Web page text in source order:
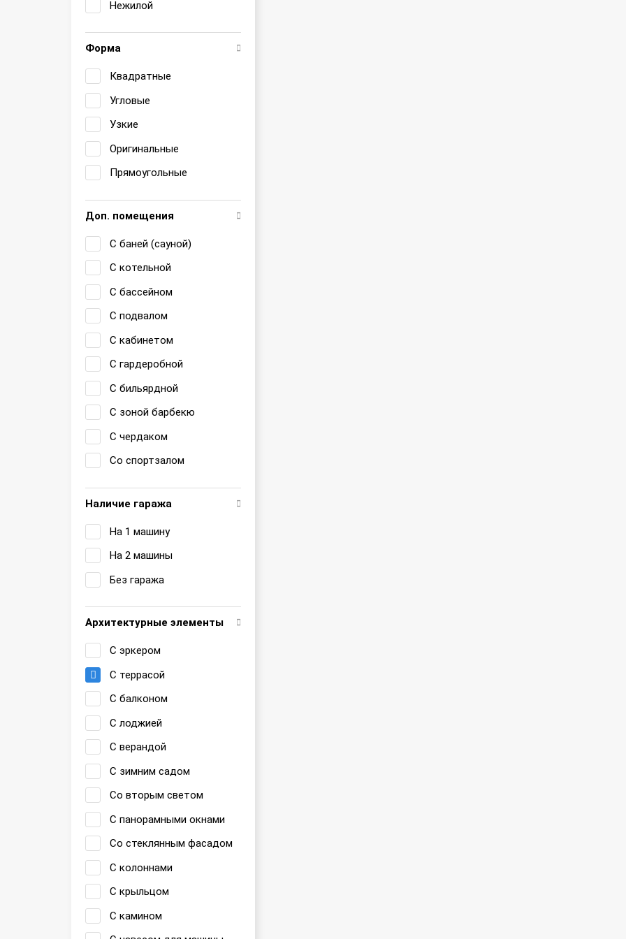
Нежилой
Форма
Квадратные
Угловые
Узкие
Оригинальные
Прямоугольные
Доп. помещения
С баней (сауной)
С котельной
С бассейном
С подвалом
С кабинетом
С гардеробной
С бильярдной
С зоной барбекю
С чердаком
Со спортзалом
Наличие гаража
На 1 машину
На 2 машины
Без гаража
Архитектурные элементы
С эркером
С террасой
С балконом
С лоджией
С верандой
С зимним садом
Со вторым светом
С панорамными окнами
Со стеклянным фасадом
С колоннами
С крыльцом
С камином